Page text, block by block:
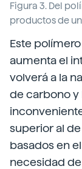
Figura 3. Del
productos de
Este
aumenta el
volverá a la
de carbono y
superior al
basados en
necesidad